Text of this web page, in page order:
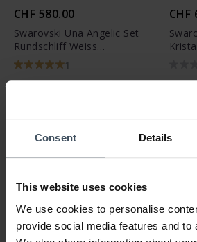
Consent Details
This website uses cookies
We use cookies to personalise
provide social media features and to
CHF 580.00
Swarovski Una Angelic Set
Rundschliff Weiss
Goldlegierungsschicht -
5750619
1
CHF